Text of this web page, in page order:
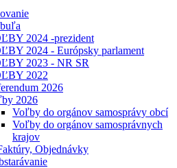
2024 -prezident
2024 - Európsky parlament
2023 - NR SR
2022
2026
2026
Voľby do orgánov samosprávy obcí
Voľby do orgánov samosprávnych
krajov
Objednávky